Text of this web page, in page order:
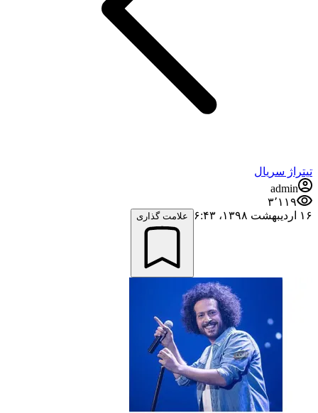
تیتراژ سریال
admin
۳٬۱۱۹
۱۶ اردیبهشت ۱۳۹۸،‏ ۶:۴۳
علامت گذاری